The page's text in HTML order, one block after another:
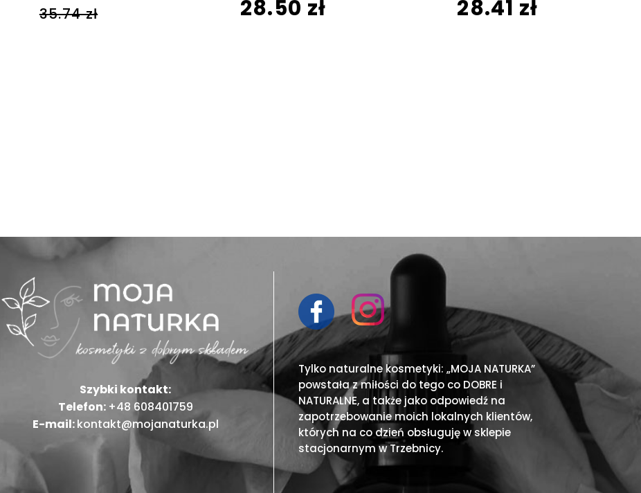
35.74 zł 28.50 zł 28.41 zł
Szybki kontakt:
Telefon: +48 608401759
E-mail:kontakt@mojanaturka.pl
Tylko naturalne kosmetyki: „MOJA NATURKA”
powstała z miłości do tego co DOBRE i
NATURALNE, a także jako odpowiedź na
zapotrzebowanie moich lokalnych klientów,
których na co dzień obsługuję w sklepie
stacjonarnym w Trzebnicy.